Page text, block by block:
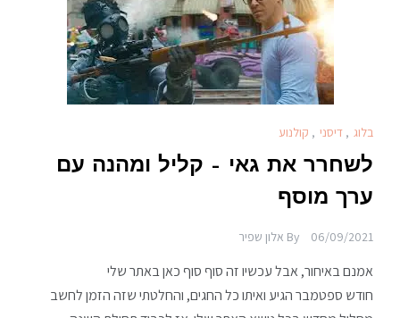
בלוג , דיסני , קולנוע
לשחרר את גאי – קליל ומהנה עם
ערך מוסף
06/09/2021 אלון שפיר
אמנם באיחור, אבל עכשיו זה סוף סוף כאן באתר שלי
חודש ספטמבר הגיע ואיתו כל החגים, והחלטתי שזה הזמן לחשב